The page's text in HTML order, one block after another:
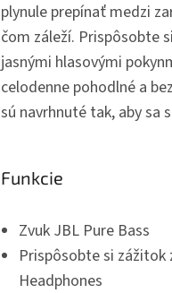
plynule prepínať medzi
čom záleží. Prispôsobte
jasnými hlasovými
celodenne pohodlné a
sú navrhnuté tak, aby sa
Funkcie
Zvuk JBL Pure Bass
Prispôsobte si zážitok
Headphones